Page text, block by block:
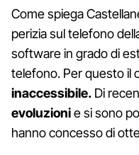
Come spiega
perizia sul telefono
software in grado di
telefono. Per questo il
inaccessibile. Di
evoluzionie si sono
hanno concesso di